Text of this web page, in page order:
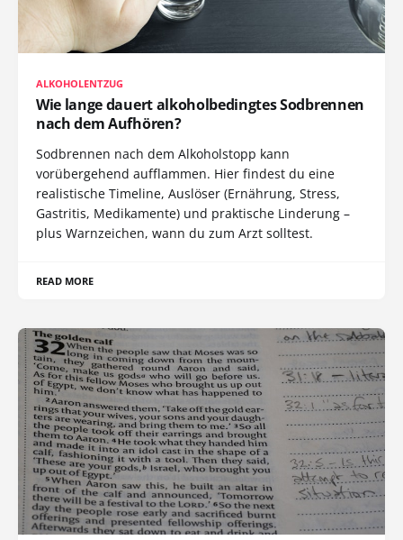
ALKOHOLENTZUG
Wie lange dauert alkoholbedingtes Sodbrennen
nach dem Aufhören?
Sodbrennen nach dem Alkoholstopp kann
vorübergehend aufflammen. Hier findest du eine
realistische Timeline, Auslöser (Ernährung, Stress,
Gastritis, Medikamente) und praktische Linderung –
plus Warnzeichen, wann du zum Arzt solltest.
READ MORE